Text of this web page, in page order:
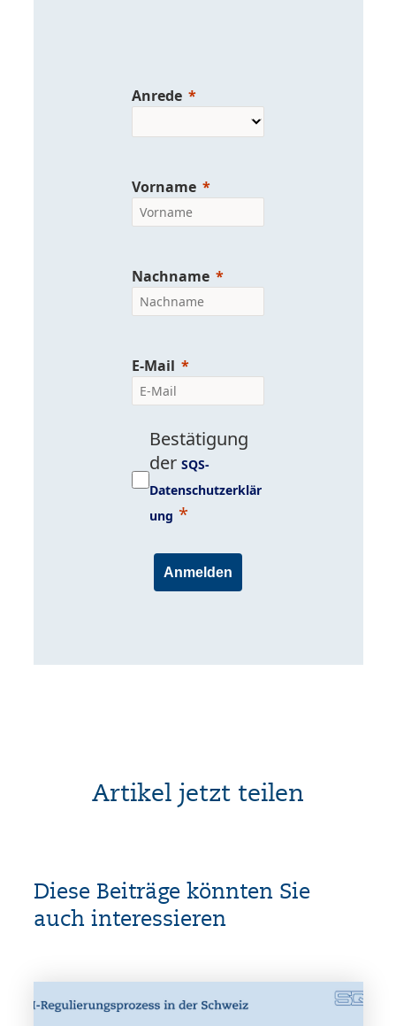
Anrede
Vorname
Nachname
E-Mail
Bestätigung
derSQS-
Datenschutzerklär
ung
Anmelden
Artikel jetzt teilen
Diese Beiträge könnten Sie
auch interessieren